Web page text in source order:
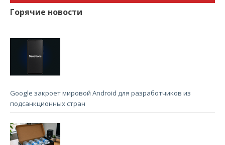
Горячие новости
Google закроет мировой Android для разработчиков из
подсанкционных стран